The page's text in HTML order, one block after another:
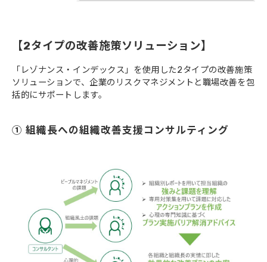
【2タイプの改善施策ソリューション】
「レゾナンス・インデックス」を使用した2タイプの改善施策
ソリューションで、企業のリスクマネジメントと職場改善を包
括的にサポートします。
① 組織長への組織改善支援コンサルティング